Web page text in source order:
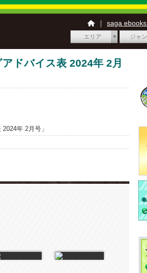
｜ saga
エリア ジャ
ドバイス表 2024年 2月
年 2月号」